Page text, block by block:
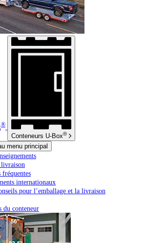
®
Conteneurs U-Box®
menu principal
internationaux
pour l’emballage et la livraison
du conteneur